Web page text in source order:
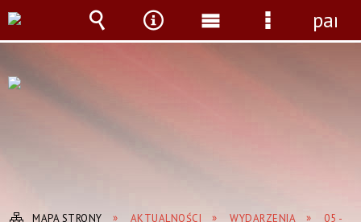
MAPA STRONY AKTUALNOŚCI WYDARZENIA
05 -
Wyszukiwarka
Narzędzia
Menu
główne
Menu
panel